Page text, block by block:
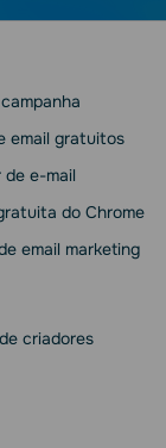
email gratuitos
e-mail
do Chrome
email marketing
criadores